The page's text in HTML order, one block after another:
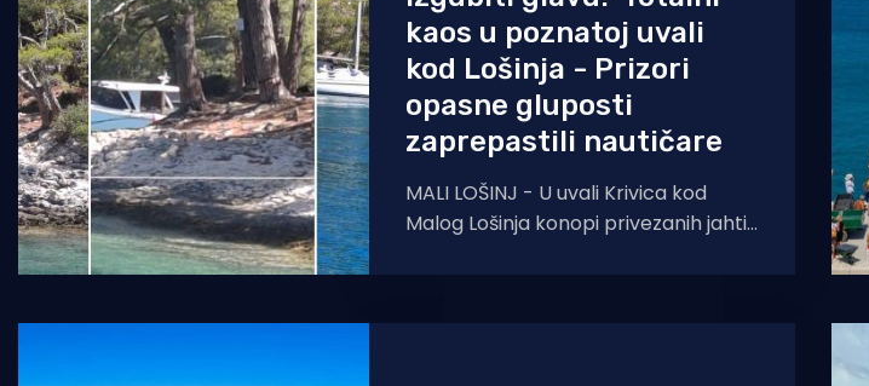
Ekologija
Tradicija i kultura
kaos u poznatoj uvali
kod Lošinja - Prizori
opasne gluposti
zaprepastili nautičare
MALI LOŠINJ - U uvali Krivica kod
Malog Lošinja konopi privezanih jahti i
šetače obalnom